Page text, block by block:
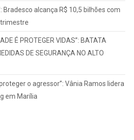
Bradesco alcança R$ 10,5 bilhões com
É PROTEGER VIDAS”: BATATA
DE SEGURANÇA NO ALTO
o agressor”: Vânia Ramos lidera
em Marília